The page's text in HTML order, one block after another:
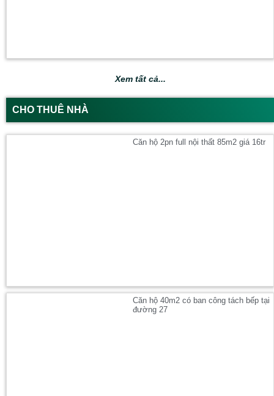
Xem tất cả...
CHO THUÊ NHÀ
Căn hộ 2pn full nội thất 85m2 giá 16tr
Căn hộ 40m2 có ban công tách bếp tại
đường 27